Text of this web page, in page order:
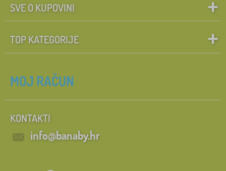
SVE O KUPOVINI
TOP KATEGORIJE
MOJ RAČUN
KONTAKTI
info@banaby.hr